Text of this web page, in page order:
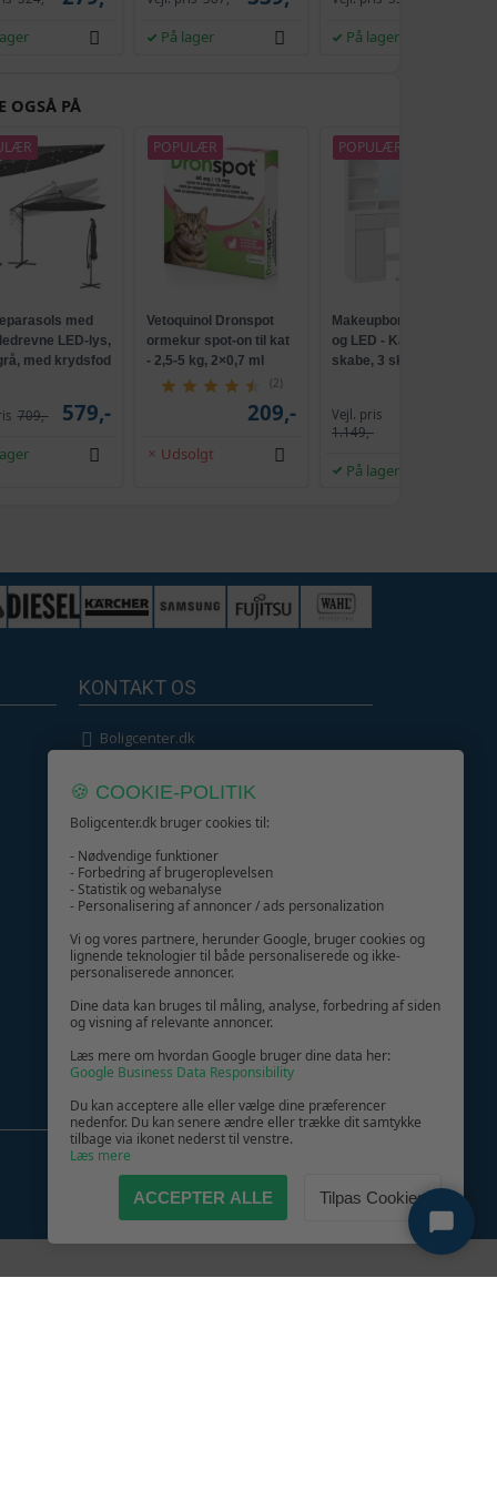
219,-
262,-
209,-
229,-
259,-
På lager På lager
OGSÅ PÅ
med
LED-lys,
med krydsfod
709,- 579,-
POPULÆR
Vetoquinol Dronspot
ormekur spot-on til kat
- 2,5-5 kg, 2×0,7 ml
(2)
209,-
Udsolgt
POPULÆR
Makeupbord med spejl
og LED - Kailyn, 2
skabe, 3 skuffer, 5
uden værktøj - cloud
hvid
Vejl. pris
1.149,-
På lager
KONTAKT OS
Boligcenter.dk
GIV GLÆDE MED ET GAVEKORT!
🍪 COOKIE-POLITIK
Boligcenter.dk bruger cookies til:
- Nødvendige funktioner
- Forbedring af brugeroplevelsen
- Statistik og webanalyse
- Personalisering af annoncer / ads personalization
Vi og vores partnere, herunder Google, bruger cookies og
lignende teknologier til både personaliserede og ikke-
personaliserede annoncer.
Dine data kan bruges til måling, analyse, forbedring af siden
og visning af relevante annoncer.
Læs mere om hvordan Google bruger dine data her:
Google Business Data Responsibility
Du kan acceptere alle eller vælge dine præferencer
nedenfor. Du kan senere ændre eller trække dit samtykke
tilbage via ikonet nederst til venstre.
Læs mere
ACCEPTER ALLE Tilpas Cookies